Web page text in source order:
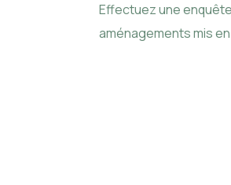
Effectuez une
aménagements mis